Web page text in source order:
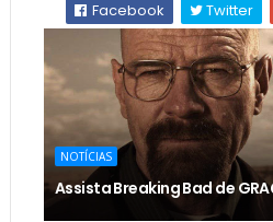
Facebook Twitter
NOTÍCIAS
Assista Breaking Bad de